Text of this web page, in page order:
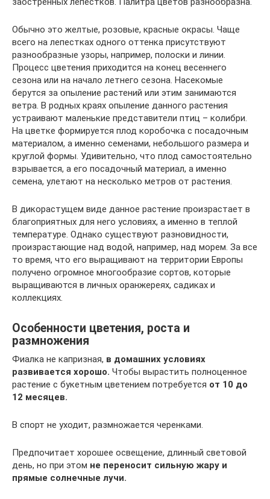
Обычно это желтые, розовые, красные окрасы. Чаще
всего на лепестках одного оттенка присутствуют
разнообразные узоры, например, полоски и линии.
Процесс цветения приходится на конец весеннего
сезона или на начало летнего сезона. Насекомые
берутся за опыление растений или этим занимаются
ветра. В родных краях опыление данного растения
устраивают маленькие представители птиц – колибри.
На цветке формируется плод коробочка с посадочным
материалом, а именно семенами, небольшого размера и
круглой формы. Удивительно, что плод самостоятельно
взрывается, а его посадочный материал, а именно
семена, улетают на несколько метров от растения.
В дикорастущем виде данное растение произрастает в
благоприятных для него условиях, а именно в теплой
температуре. Однако существуют разновидности,
произрастающие над водой, например, над морем. За все
то время, что его выращивают на территории Европы
получено огромное многообразие сортов, которые
выращиваются в личных оранжереях, садиках и
коллекциях.
Особенности цветения, роста и
размножения
Фиалка не капризная, в домашних условиях
развивается хорошо. Чтобы вырастить полноценное
растение с букетным цветением потребуется от 10 до
12 месяцев.
В спорт не уходит, размножается черенками.
Предпочитает хорошее освещение, длинный световой
день, но при этом не переносит сильную жару и
прямые солнечные лучи.